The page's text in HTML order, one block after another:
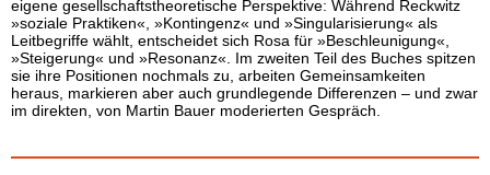
eigene gesellschaftstheoretische Perspektive: Während Reckwitz
»soziale Praktiken«, »Kontingenz« und »Singularisierung« als
Leitbegriffe wählt, entscheidet sich Rosa für »Beschleunigung«,
»Steigerung« und »Resonanz«. Im zweiten Teil des Buches spitzen
sie ihre Positionen nochmals zu, arbeiten Gemeinsamkeiten
heraus, markieren aber auch grundlegende Differenzen – und zwar
im direkten, von Martin Bauer moderierten Gespräch.